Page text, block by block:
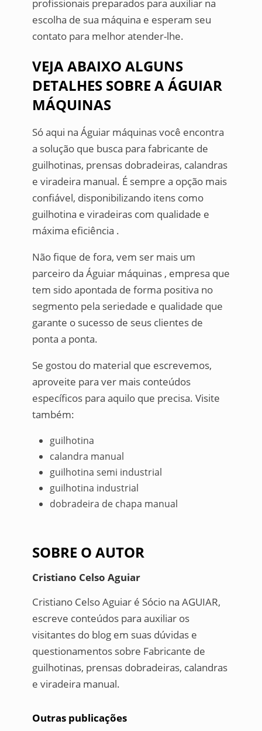
profissionais preparados para auxiliar na
escolha de sua máquina e esperam seu
contato para melhor atender-lhe.
VEJA ABAIXO ALGUNS
DETALHES SOBRE A ÁGUIAR
MÁQUINAS
Só aqui na Águiar máquinas você encontra
a solução que busca para fabricante de
guilhotinas, prensas dobradeiras, calandras
e viradeira manual. É sempre a opção mais
confiável, disponibilizando itens como
guilhotina e viradeiras com qualidade e
máxima eficiência .
Não fique de fora, vem ser mais um
parceiro da Águiar máquinas , empresa que
tem sido apontada de forma positiva no
segmento pela seriedade e qualidade que
garante o sucesso de seus clientes de
ponta a ponta.
Se gostou do material que escrevemos,
aproveite para ver mais conteúdos
específicos para aquilo que precisa. Visite
também:
guilhotina
calandra manual
guilhotina semi industrial
guilhotina industrial
dobradeira de chapa manual
SOBRE O AUTOR
Cristiano Celso Aguiar
Cristiano Celso Aguiar é Sócio na AGUIAR,
escreve conteúdos para auxiliar os
visitantes do blog em suas dúvidas e
questionamentos sobre Fabricante de
guilhotinas, prensas dobradeiras, calandras
e viradeira manual.
Outras publicações